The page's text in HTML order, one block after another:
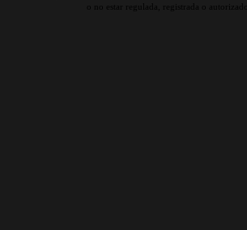
o no estar regulada, registrada o